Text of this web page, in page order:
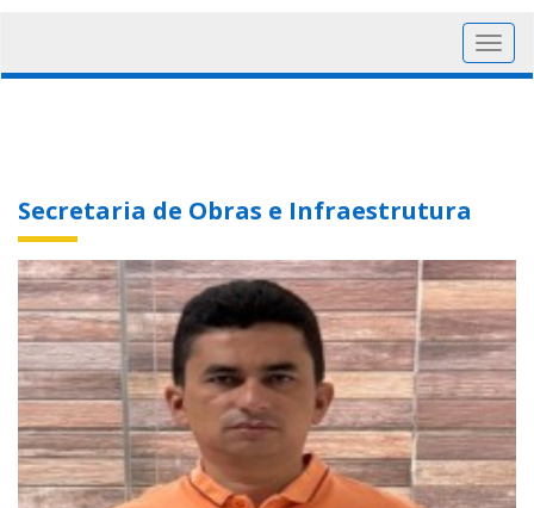
Secretaria de Obras e Infraestrutura